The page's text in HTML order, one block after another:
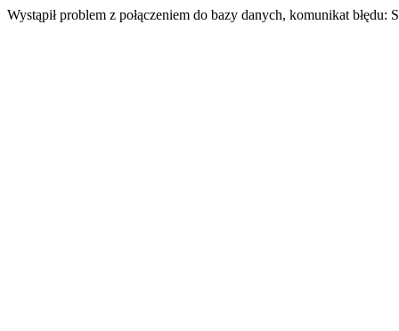
Wystąpił problem z połączeniem do bazy danych, komunikat